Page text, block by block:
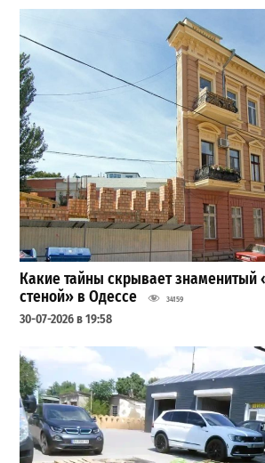
Какие тайны скрывает знаменитый
стеной» в Одессе
34159
30-07-2026 в 19:58